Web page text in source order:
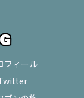
フィール